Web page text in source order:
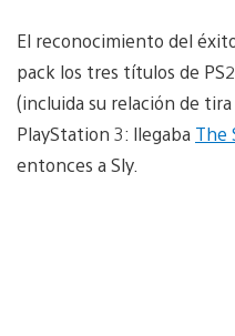
El reconocimiento del
pack los tres títulos de
(incluida su relación de
PlayStation 3: llegaba The
entonces a Sly.